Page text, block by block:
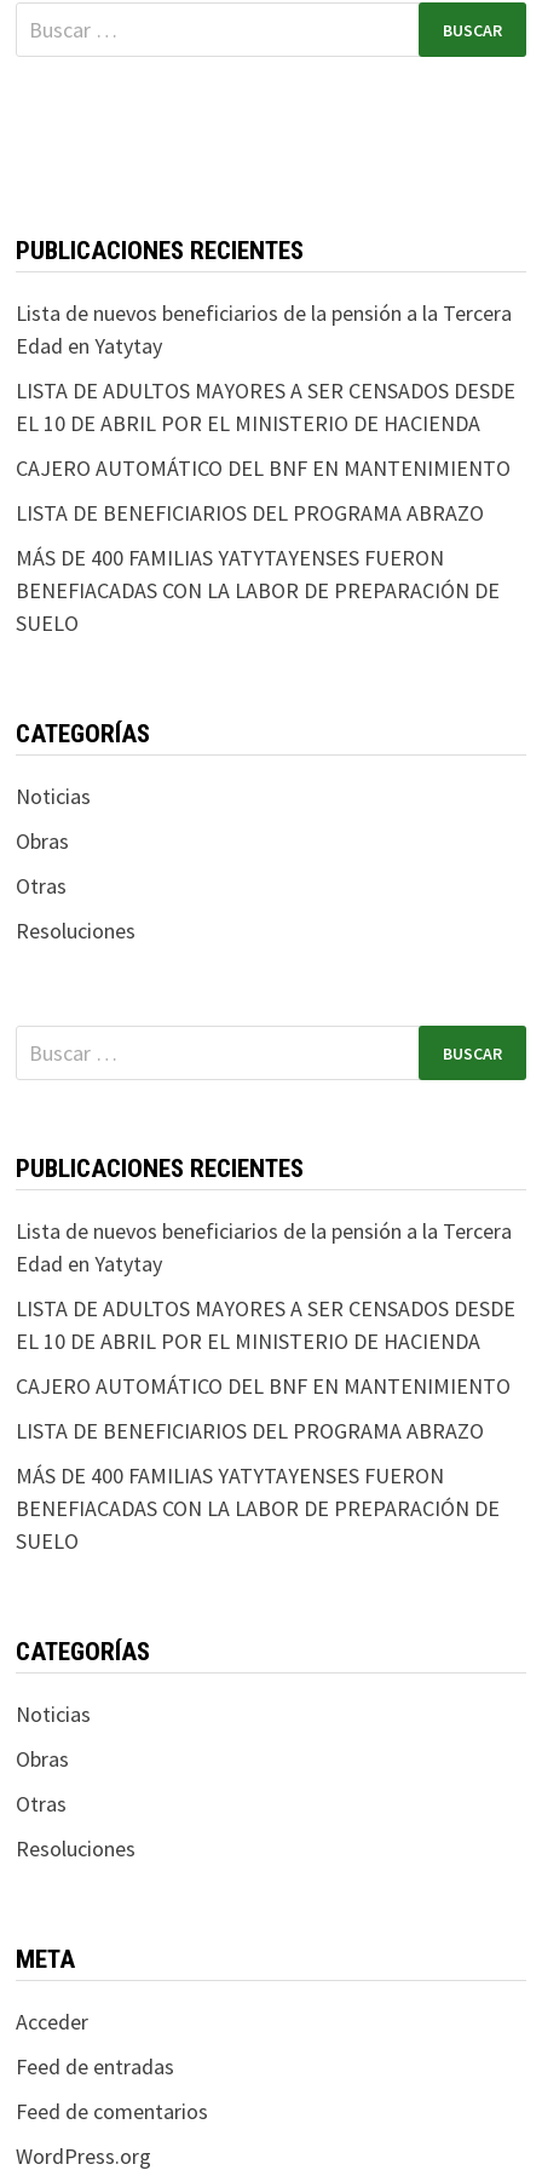
b tt
PUBLICACIONES RECIENTES
Lista de nuevos beneficiarios de la pensión a la Tercera
Edad en Yatytay
LISTA DE ADULTOS MAYORES A SER CENSADOS DESDE
EL 10 DE ABRIL POR EL MINISTERIO DE HACIENDA
CAJERO AUTOMÁTICO DEL BNF EN MANTENIMIENTO
LISTA DE BENEFICIARIOS DEL PROGRAMA ABRAZO
MÁS DE 400 FAMILIAS YATYTAYENSES FUERON
BENEFIACADAS CON LA LABOR DE PREPARACIÓN DE
SUELO
CATEGORÍAS
Noticias
Obras
Otras
Resoluciones
PUBLICACIONES RECIENTES
Lista de nuevos beneficiarios de la pensión a la Tercera
Edad en Yatytay
LISTA DE ADULTOS MAYORES A SER CENSADOS DESDE
EL 10 DE ABRIL POR EL MINISTERIO DE HACIENDA
CAJERO AUTOMÁTICO DEL BNF EN MANTENIMIENTO
LISTA DE BENEFICIARIOS DEL PROGRAMA ABRAZO
MÁS DE 400 FAMILIAS YATYTAYENSES FUERON
BENEFIACADAS CON LA LABOR DE PREPARACIÓN DE
SUELO
CATEGORÍAS
Noticias
Obras
Otras
Resoluciones
META
Acceder
Feed de entradas
Feed de comentarios
WordPress.org